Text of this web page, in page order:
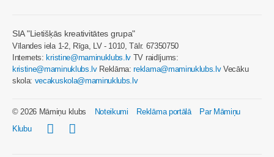
SIA "Lietišķās kreativitātes grupa"
Vīlandes iela 1-2, Rīga, LV - 1010, Tālr. 67350750
Internets:kristine@maminuklubs.lv TV raidījums:
kristine@maminuklubs.lvReklāma:reklama@maminuklubs.lvVecāku
skola: vecakuskola@maminuklubs.lv
© 2026 Māmiņu klubs Noteikumi Reklāma portālā
Par Māmiņu
Klubu